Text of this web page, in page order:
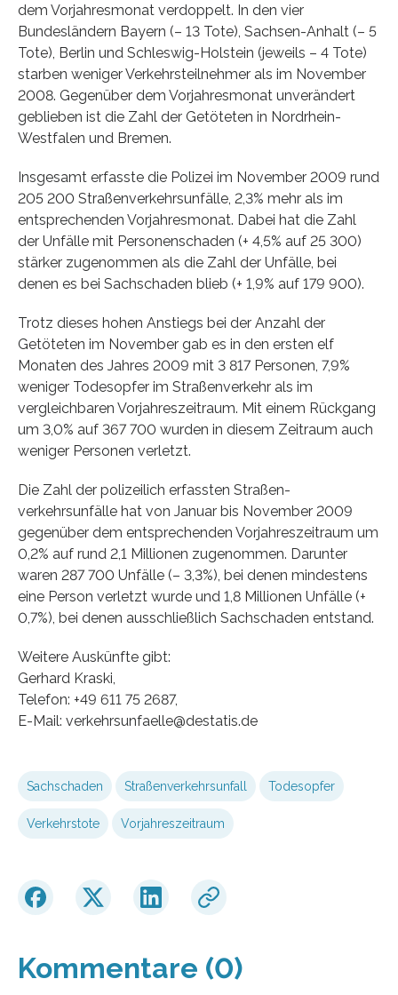
dem Vorjahresmonat verdoppelt. In den vier
Bundesländern Bayern (– 13 Tote), Sachsen-Anhalt (– 5
Tote), Berlin und Schleswig-Holstein (jeweils – 4 Tote)
starben weniger Verkehrsteilnehmer als im November
2008. Gegenüber dem Vorjahresmonat unverändert
geblieben ist die Zahl der Getöteten in Nordrhein-
Westfalen und Bremen.
Insgesamt erfasste die Polizei im November 2009 rund
205 200 Straßenverkehrsunfälle, 2,3% mehr als im
entsprechenden Vorjahresmonat. Dabei hat die Zahl
der Unfälle mit Personenschaden (+ 4,5% auf 25 300)
stärker zugenommen als die Zahl der Unfälle, bei
denen es bei Sachschaden blieb (+ 1,9% auf 179 900).
Trotz dieses hohen Anstiegs bei der Anzahl der
Getöteten im November gab es in den ersten elf
Monaten des Jahres 2009 mit 3 817 Personen, 7,9%
weniger Todesopfer im Straßenverkehr als im
vergleichbaren Vorjahreszeitraum. Mit einem Rückgang
um 3,0% auf 367 700 wurden in diesem Zeitraum auch
weniger Personen verletzt.
Die Zahl der polizeilich erfassten Straßen­
verkehrsunfälle hat von Januar bis November 2009
gegenüber dem entsprechenden Vorjahreszeitraum um
0,2% auf rund 2,1 Millionen zugenommen. Darunter
waren 287 700 Unfälle (– 3,3%), bei denen mindestens
eine Person verletzt wurde und 1,8 Millionen Unfälle (+
0,7%), bei denen ausschließlich Sachschaden entstand.
Weitere Auskünfte gibt:
Gerhard Kraski,
Telefon: +49 611 75 2687,
E-Mail: verkehrsunfaelle@destatis.de
Sachschaden Straßenverkehrsunfall Todesopfer
Verkehrstote Vorjahreszeitraum
Kommentare (0)